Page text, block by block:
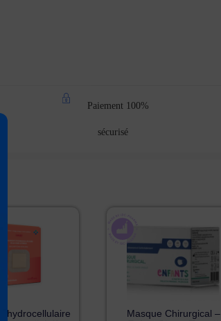
Paiement 100%
sécurisé
hydrocellulaire
Masque Chirurgical –